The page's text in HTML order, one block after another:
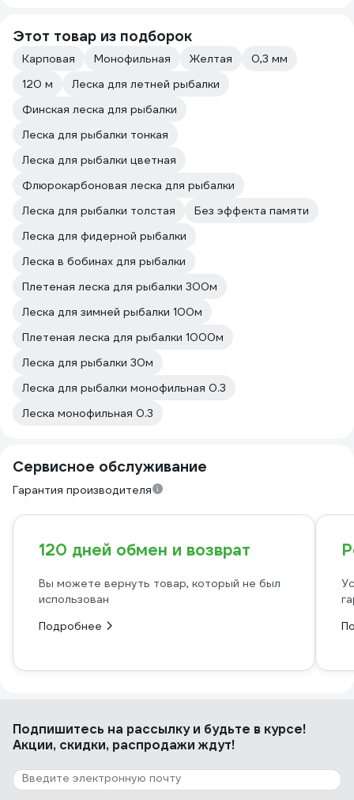
Этот товар из подборок
Карповая Монофильная Желтая
0,3 мм
120 м
Леска для летней рыбалки
Финская леска для рыбалки
Леска для рыбалки тонкая
Леска для рыбалки цветная
Флюрокарбоновая леска для рыбалки
Леска для рыбалки толстая
Без эффекта памяти
Леска для фидерной рыбалки
Леска в бобинах для рыбалки
Плетeная леска для рыбалки 300м
Леска для зимней рыбалки 100м
Плетeная леска для рыбалки 1000м
Леска для рыбалки 30м
Леска для рыбалки монофильная 0.3
Леска монофильная 0.3
Сервисное обслуживание
Гарантия производителя
120 дней обмен и возврат
Вы можете вернуть товар, который не был
использован
Подробнее
Подпишитесь на рассылкуи будьте в курсе!
Акции, скидки, распродажи ждут!